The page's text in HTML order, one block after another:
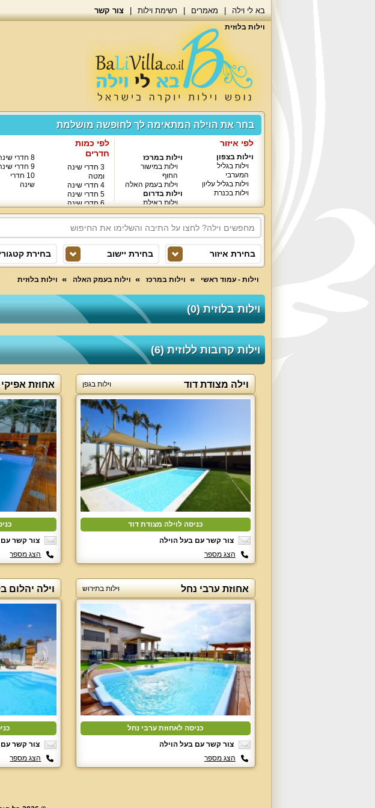
בא לי וילה מאמרים רשימת וילות צור קשר
וילות בלוזית
בחר את הוילה המתאימה לך לחופשה מושלמת
לפי איזור
וילות בצפון
וילות בגליל
המערבי
וילות בגליל עליון
וילות בכנרת
וילות במרכז
וילות במישור
החוף
וילות בעמק האלה
וילות בדרום
וילות באילת
לפי כמות
חדרים
3 חדרי שינה
ומטה
4 חדרי שינה
5 חדרי שינה
6 חדרי שינה
7 חדרי שינה
8 חדרי שינה
9 חדרי שינה
10 חדרי
שינה
בחירת איזור בחירת יישוב בחירת
וילות - עמוד ראשי וילות במרכז וילות בעמק האלה וילות בלוזית
וילות בלוזית (0)
וילות קרובות ללוזית (6)
וילה מצודת דוד וילות בגפן
כניסה לוילה מצודת דוד
צור קשר עם בעל הוילה
הצג מספר
אחוזת
צור קשר עם
הצג מספר
אחוזת ערבי נחל וילות בתירוש
כניסה לאחוזת ערבי נחל
צור קשר עם בעל הוילה
הצג מספר
וילה יהלום
צור קשר עם
הצג מספר